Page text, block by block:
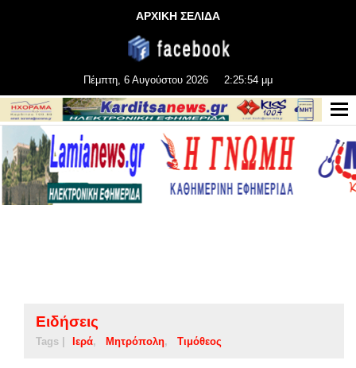
ΑΡΧΙΚΗ ΣΕΛΙΔΑ
Πέμπτη, 6 Αυγούστου 2026 2:25:55 μμ
Ειδήσεις
Tags | Ιερά Μητρόπολη Τιμόθεος